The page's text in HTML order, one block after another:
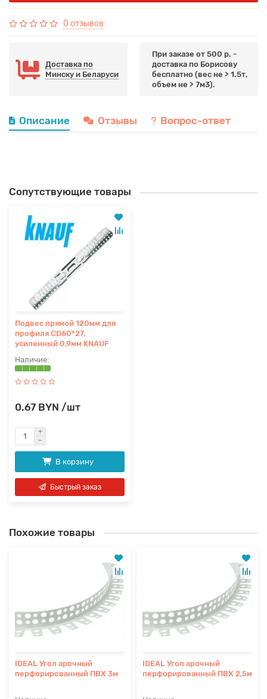
0 отзывов
Доставка по
Минску и Беларуси
При заказе от 500 р. -
доставка по Борисову
бесплатно (вес не > 1.5т,
объем не > 7м3).
Описание Отзывы Вопрос-ответ
Сопутствующие товары
Подвес прямой 120мм для
профиля CD60*27,
усиленный 0,9мм KNAUF
0.67 BYN /шт
В корзину
Быстрый заказ
Похожие товары
IDEAL Угол арочный
перфорированный ПВХ 3м
IDEAL Угол арочный
перфорированный ПВХ 2,5м